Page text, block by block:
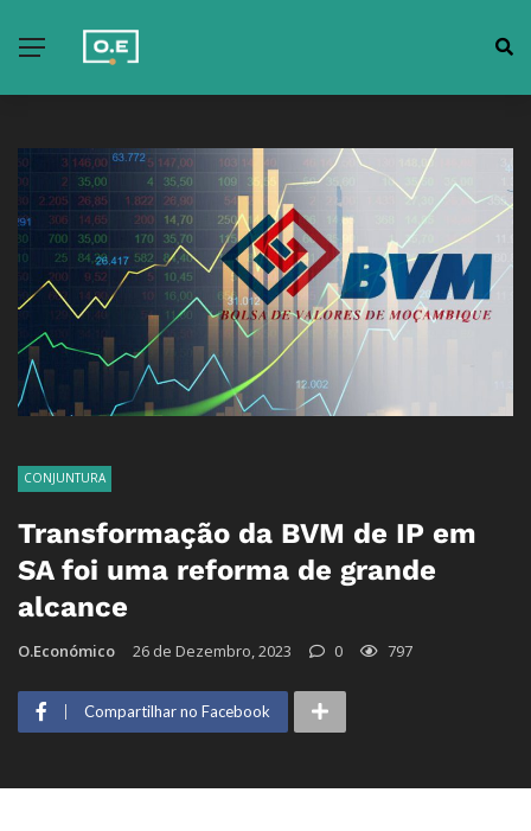
CONJUNTURA
Transformação da BVM de IP em
SA foi uma reforma de grande
alcance
O.Económico 26 de Dezembro, 2023 0 797
Compartilhar no Facebook